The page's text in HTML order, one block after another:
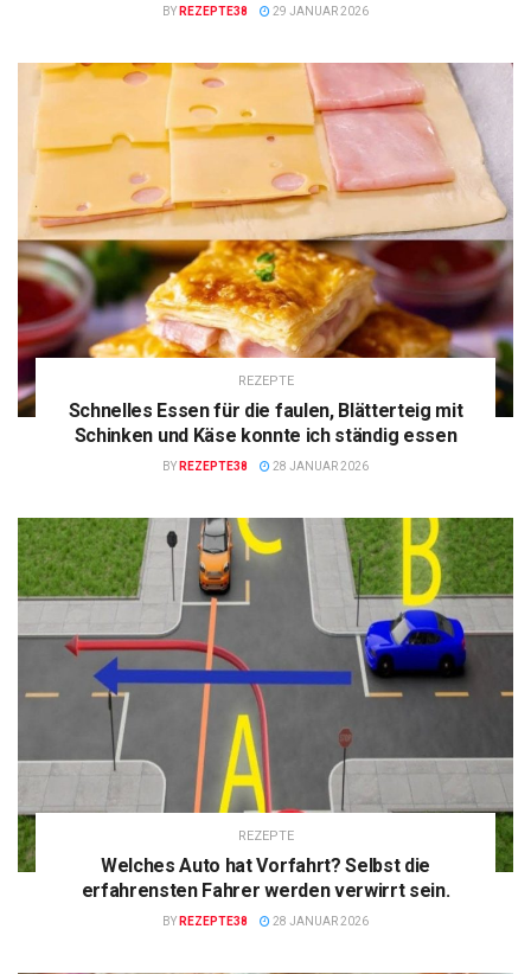
BY REZEPTE38 29 JANUAR 2026
REZEPTE
Schnelles Essen für die faulen, Blätterteig mit
Schinken und Käse konnte ich ständig essen
BY REZEPTE38 28 JANUAR 2026
REZEPTE
Welches Auto hat Vorfahrt? Selbst die
erfahrensten Fahrer werden verwirrt sein.
BY REZEPTE38 28 JANUAR 2026